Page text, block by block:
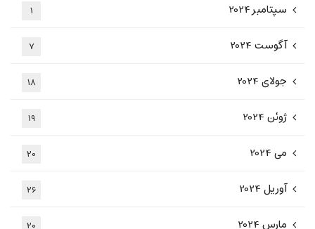
سپتامبر 2024 1
آگوست 2024 7
جولای 2024 18
ژوئن 2024 19
می 2024 20
آوریل 2024 26
مارس 2024 20